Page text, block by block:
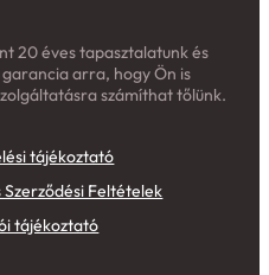
20 éves tapasztalatunk és
arra, hogy Ön is
számíthat tőlünk.
tájékoztató
Feltételek
tájékoztató